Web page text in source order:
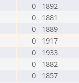
0
1892
0
1881
0
1889
0
1917
0
1933
0
1882
0 1857